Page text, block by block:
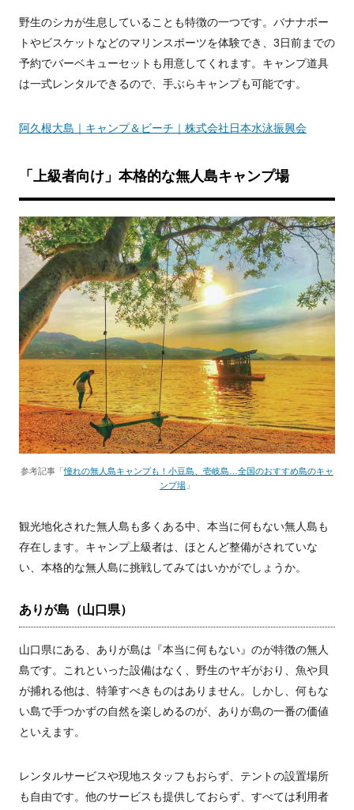
野生のシカが生息していることも特徴の一つです。バナナボー
トやビスケットなどのマリンスポーツを体験でき、3日前までの
予約でバーベキューセットも用意してくれます。キャンプ道具
は一式レンタルできるので、手ぶらキャンプも可能です。
阿久根大島｜キャンプ＆ビーチ｜株式会社日本水泳振興会
「上級者向け」本格的な無人島キャンプ場
参考記事「憧れの無人島キャンプも！小豆島、壱岐島…全国のおすすめ島のキャ
ンプ場 」
観光地化された無人島も多くある中、本当に何もない無人島も
存在します。キャンプ上級者は、ほとんど整備がされていな
い、本格的な無人島に挑戦してみてはいかがでしょうか。
ありが島（山口県）
山口県にある、ありが島は『本当に何もない』のが特徴の無人
島です。これといった設備はなく、野生のヤギがおり、魚や貝
が捕れる他は、特筆すべきものはありません。しかし、何もな
い島で手つかずの自然を楽しめるのが、ありが島の一番の価値
といえます。
レンタルサービスや現地スタッフもおらず、テントの設置場所
も自由です。他のサービスも提供しておらず、すべては利用者